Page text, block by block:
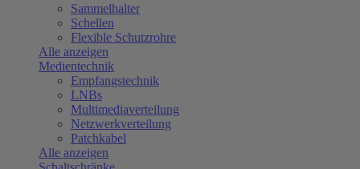
Sammelhalter
Schellen
Flexible Schutzrohre
Alle anzeigen
Medientechnik
Empfangstechnik
LNBs
Multimediaverteilung
Netzwerkverteilung
Patchkabel
Alle anzeigen